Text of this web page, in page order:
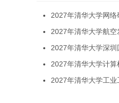
2027年清华大学网
2027年清华大学航
2027年清华大学深
2027年清华大学计
2027年清华大学工